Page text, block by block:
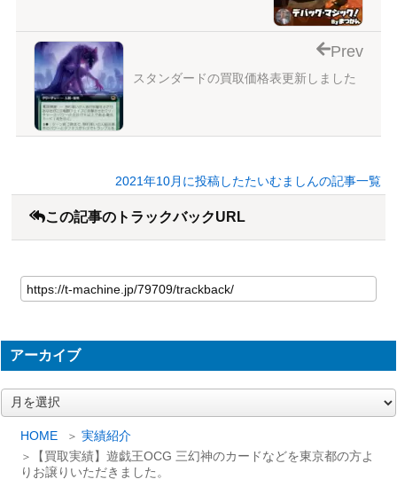
HOME
実績紹介
【買取実績】遊戯王OCG 三幻神のカードなどを東京都の方よ
りお譲りいただきました。
スタンダードの買取価格表更新しました
Prev
2021年10月に投稿したたいむましんの記事一覧
この記事のトラックバックURL
アーカイブ
ー